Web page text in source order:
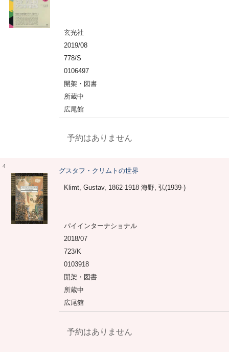
玄光社
2019/08
778/S
0106497
開架・図書
所蔵中
広尾館
予約はありません
4
グスタフ・クリムトの世界
Klimt, Gustav, 1862-1918 海野, 弘(1939-)
パイインターナショナル
2018/07
723/K
0103918
開架・図書
所蔵中
広尾館
予約はありません